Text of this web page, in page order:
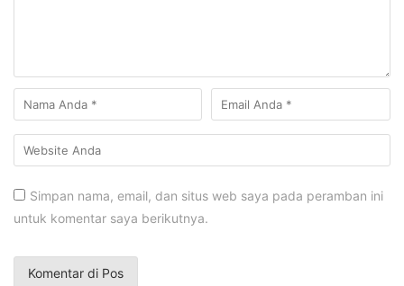
Simpan nama, email, dan situs web saya pada peramban ini
untuk komentar saya berikutnya.